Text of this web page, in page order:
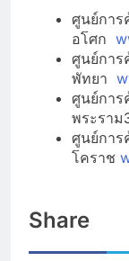
ศูนย์การ
อโศก
ศูนย์การ
พัทยา
ศูนย์การ
พระราม
ศูนย์การ
โคราช
Share